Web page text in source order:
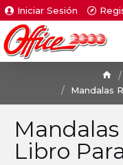
Iniciar Sesión
Mandalas
Libro